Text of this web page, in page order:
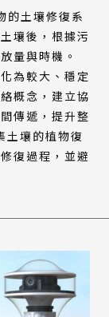
土壤修復系
壤後，根據污
量與時機。
為較大、穩定
概念，建立協
傳遞，提升整
土壤的植物復
復過程，並避